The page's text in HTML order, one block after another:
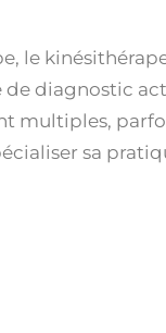
le
diagnostic
multiples,
sa